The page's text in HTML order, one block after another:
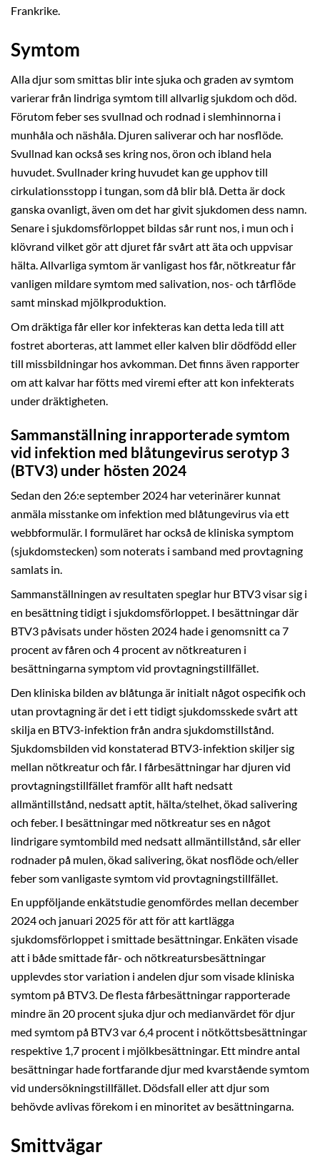
Frankrike.
Symtom
Alla djur som smittas blir inte sjuka och graden av symtom
varierar från lindriga symtom till allvarlig sjukdom och död.
Förutom feber ses svullnad och rodnad i slemhinnorna i
munhåla och näshåla. Djuren saliverar och har nosflöde.
Svullnad kan också ses kring nos, öron och ibland hela
huvudet. Svullnader kring huvudet kan ge upphov till
cirkulationsstopp i tungan, som då blir blå. Detta är dock
ganska ovanligt, även om det har givit sjukdomen dess namn.
Senare i sjukdomsförloppet bildas sår runt nos, i mun och i
klövrand vilket gör att djuret får svårt att äta och uppvisar
hälta. Allvarliga symtom är vanligast hos får, nötkreatur får
vanligen mildare symtom med salivation, nos- och tårflöde
samt minskad mjölkproduktion.
Om dräktiga får eller kor infekteras kan detta leda till att
fostret aborteras, att lammet eller kalven blir dödfödd eller
till missbildningar hos avkomman. Det finns även rapporter
om att kalvar har fötts med viremi efter att kon infekterats
under dräktigheten.
Sammanställning inrapporterade symtom
vid infektion med blåtungevirus serotyp 3
(BTV3) under hösten 2024
Sedan den 26:e september 2024 har veterinärer kunnat
anmäla misstanke om infektion med blåtungevirus via ett
webbformulär. I formuläret har också de kliniska symptom
(sjukdomstecken) som noterats i samband med provtagning
samlats in.
Sammanställningen av resultaten speglar hur BTV3 visar sig i
en besättning tidigt i sjukdomsförloppet. I besättningar där
BTV3 påvisats under hösten 2024 hade i genomsnitt ca 7
procent av fåren och 4 procent av nötkreaturen i
besättningarna symptom vid provtagningstillfället.
Den kliniska bilden av blåtunga är initialt något ospecifik och
utan provtagning är det i ett tidigt sjukdomsskede svårt att
skilja en BTV3-infektion från andra sjukdomstillstånd.
Sjukdomsbilden vid konstaterad BTV3-infektion skiljer sig
mellan nötkreatur och får. I fårbesättningar har djuren vid
provtagningstillfället framför allt haft nedsatt
allmäntillstånd, nedsatt aptit, hälta/stelhet, ökad salivering
och feber. I besättningar med nötkreatur ses en något
lindrigare symtombild med nedsatt allmäntillstånd, sår eller
rodnader på mulen, ökad salivering, ökat nosflöde och/eller
feber som vanligaste symtom vid provtagningstillfället.
En uppföljande enkätstudie genomfördes mellan december
2024 och januari 2025 för att för att kartlägga
sjukdomsförloppet i smittade besättningar. Enkäten visade
att i både smittade får- och nötkreatursbesättningar
upplevdes stor variation i andelen djur som visade kliniska
symtom på BTV3. De flesta fårbesättningar rapporterade
mindre än 20 procent sjuka djur och medianvärdet för djur
med symtom på BTV3 var 6,4 procent i nötköttsbesättningar
respektive 1,7 procent i mjölkbesättningar. Ett mindre antal
besättningar hade fortfarande djur med kvarstående symtom
vid undersökningstillfället. Dödsfall eller att djur som
behövde avlivas förekom i en minoritet av besättningarna.
Smittvägar